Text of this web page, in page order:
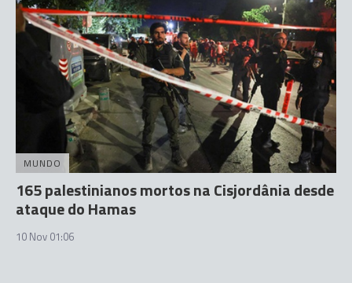
MUNDO
165 palestinianos mortos na Cisjordânia desde
ataque do Hamas
10 Nov 01:06